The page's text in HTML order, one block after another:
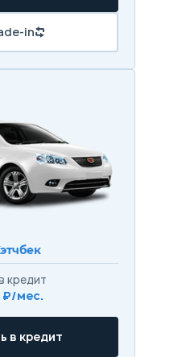
in
кредит
₽/мес.
в кредит